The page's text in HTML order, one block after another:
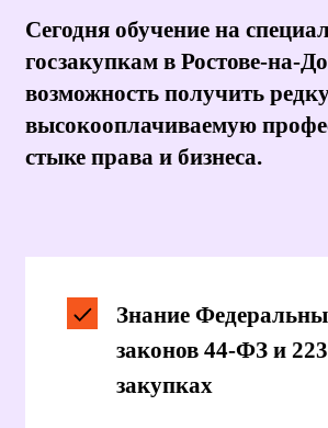
Владение методами поиска и
анализа тендеров на
электронных площадках
обеспечения контрактов
информационной системой в